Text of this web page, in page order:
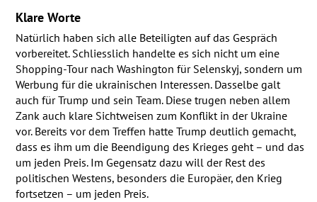
Klare Worte
Natürlich haben sich alle Beteiligten auf das Gespräch
vorbereitet. Schliesslich handelte es sich nicht um eine
Shopping-Tour nach Washington für Selenskyj, sondern um
Werbung für die ukrainischen Interessen. Dasselbe galt
auch für Trump und sein Team. Diese trugen neben allem
Zank auch klare Sichtweisen zum Konflikt in der Ukraine
vor. Bereits vor dem Treffen hatte Trump deutlich gemacht,
dass es ihm um die Beendigung des Krieges geht – und das
um jeden Preis. Im Gegensatz dazu will der Rest des
politischen Westens, besonders die Europäer, den Krieg
fortsetzen – um jeden Preis.